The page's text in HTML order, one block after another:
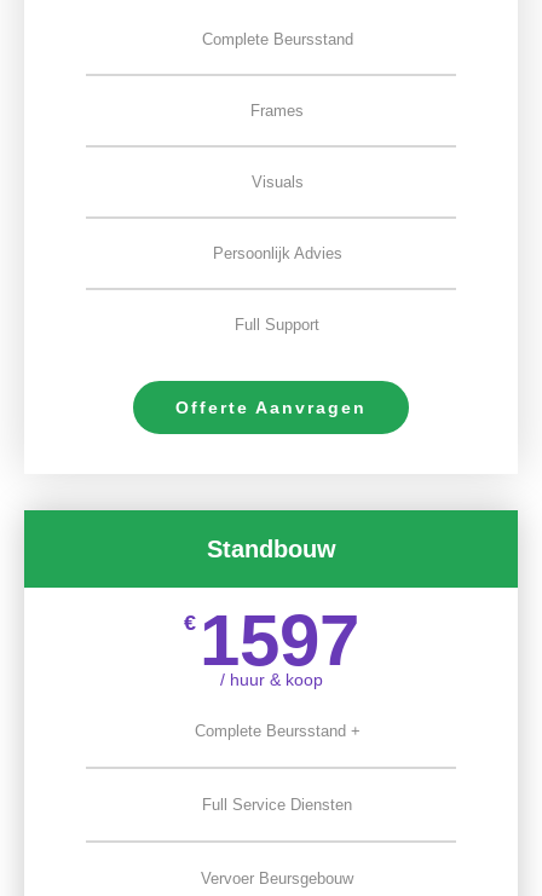
Complete Beursstand
Frames
Visuals
Persoonlijk Advies
Full Support
Offerte Aanvragen
Standbouw
€ 1597
/ huur & koop
Complete Beursstand +
Full Service Diensten
Vervoer Beursgebouw